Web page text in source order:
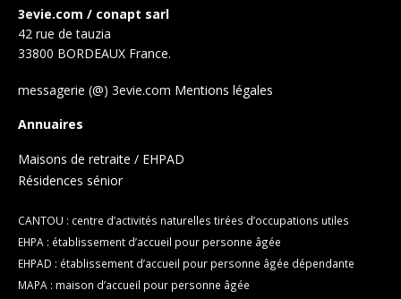
3evie.com / conapt sarl
42 rue de tauzia
33800 BORDEAUX France.
messagerie (@) 3evie.com Mentions légales
Annuaires
Maisons de retraite / EHPAD
Résidences sénior
CANTOU : centre d’activités naturelles tirées d’occupations utiles
EHPA : établissement d’accueil pour personne âgée
EHPAD : établissement d’accueil pour personne âgée dépendante
MAPA : maison d’accueil pour personne âgée